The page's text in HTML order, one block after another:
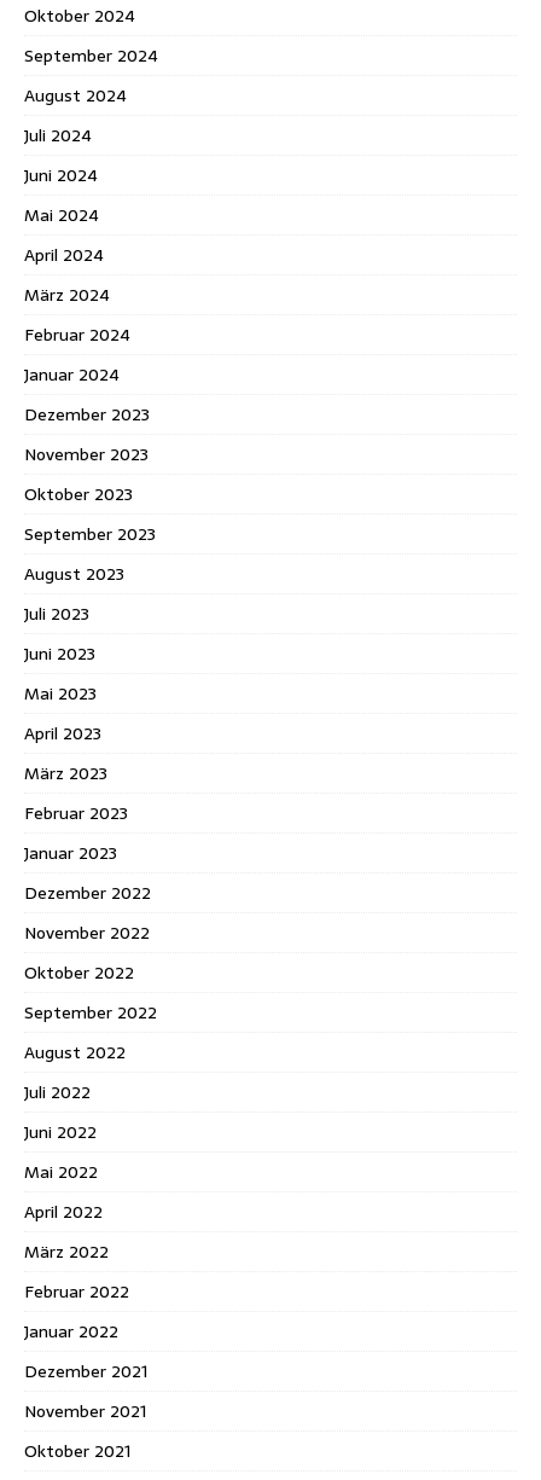
Oktober 2024
September 2024
August 2024
Juli 2024
Juni 2024
Mai 2024
April 2024
März 2024
Februar 2024
Januar 2024
Dezember 2023
November 2023
Oktober 2023
September 2023
August 2023
Juli 2023
Juni 2023
Mai 2023
April 2023
März 2023
Februar 2023
Januar 2023
Dezember 2022
November 2022
Oktober 2022
September 2022
August 2022
Juli 2022
Juni 2022
Mai 2022
April 2022
März 2022
Februar 2022
Januar 2022
Dezember 2021
November 2021
Oktober 2021